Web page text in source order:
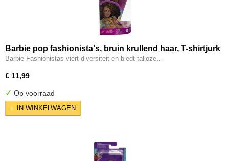
Barbie pop fashionista's, bruin krullend haar, T-shirtjurk
met graffitiprint
Barbie Fashionistas viert diversiteit en biedt talloze…
€ 11,99
✓ Op voorraad
IN WINKELWAGEN